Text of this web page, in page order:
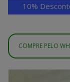
10%
COMPRE PELO